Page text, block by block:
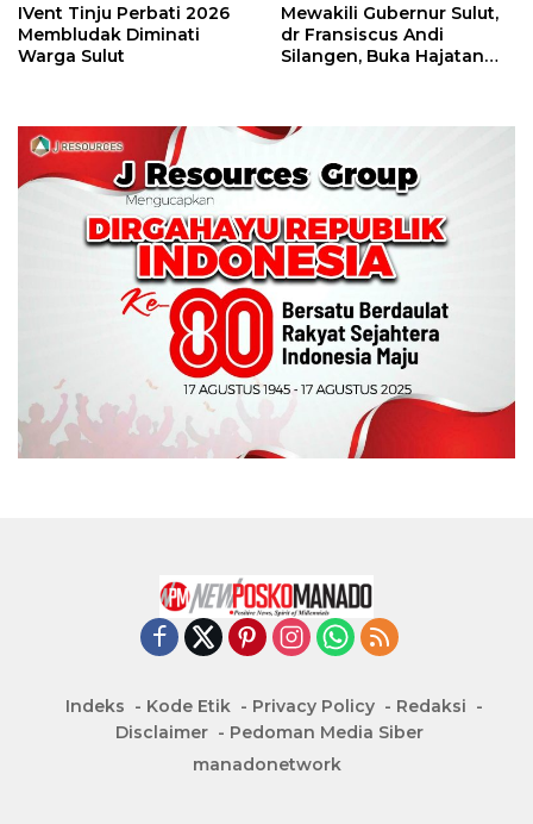
IVent Tinju Perbati 2026
Membludak Diminati
Warga Sulut
Mewakili Gubernur Sulut,
dr Fransiscus Andi
Silangen, Buka Hajatan
Indeks Kode Etik Privacy Policy
Redaksi
Disclaimer
Pedoman Media Siber
manadonetwork